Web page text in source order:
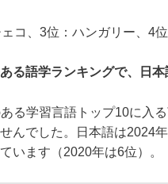
コ、3位：ハンガリー、4
る語学ランキングで、日
る学習言語トップ10に入
んでした。日本語は2024
います（2020年は6位）。